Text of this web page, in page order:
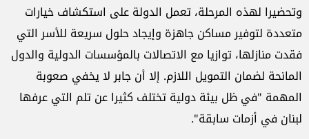
وتحضيرا لهذه المرحلة، تعمل الدولة على استكشاف خيارات
متعددة لتوفير مساكن جاهزة وإيجاد حلول سريعة للأسر التي
فقدت منازلها، توازيا مع الاتصالات بالمؤسسات الدولية والدول
المانحة لضمان التمويل اللازم. إلا أن جابر لا يخفي صعوبة
المهمة "في ظل بيئة دولية تختلف كثيرا عن تلم التي عرفها
لبنان في أزمات سابقة".